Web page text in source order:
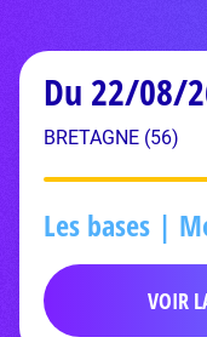
Du 22/08/
BRETAGNE (56)
Les bases |
VOIR